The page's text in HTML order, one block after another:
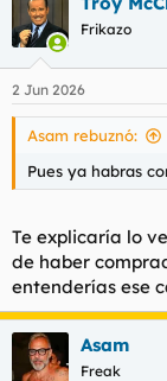
Frikazo
2 Jun 2026
Asam rebuznó:
Pues ya habras
Te explicaría lo
de haber
entenderías ese
Asam
Freak